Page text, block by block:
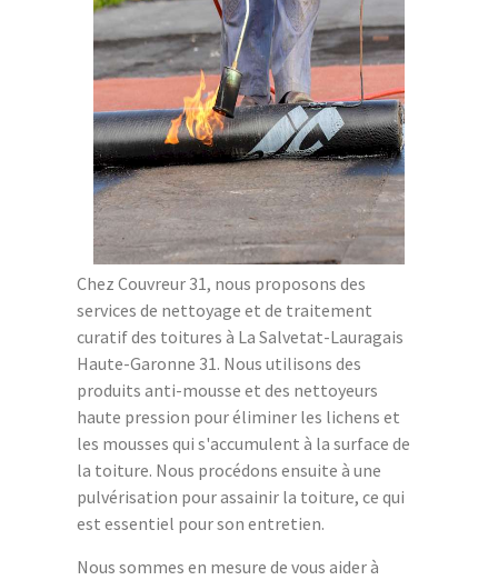
Chez Couvreur 31, nous proposons des
services de nettoyage et de traitement
curatif des toitures à La Salvetat-Lauragais
Haute-Garonne 31. Nous utilisons des
produits anti-mousse et des nettoyeurs
haute pression pour éliminer les lichens et
les mousses qui s'accumulent à la surface de
la toiture. Nous procédons ensuite à une
pulvérisation pour assainir la toiture, ce qui
est essentiel pour son entretien.
Nous sommes en mesure de vous aider à